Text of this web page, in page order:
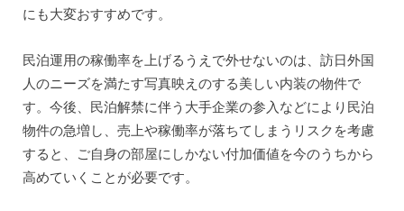
にも大変おすすめです。
民泊運用の稼働率を上げるうえで外せないのは、訪日外国
人のニーズを満たす写真映えのする美しい内装の物件で
す。今後、民泊解禁に伴う大手企業の参入などにより民泊
物件の急増し、売上や稼働率が落ちてしまうリスクを考慮
すると、ご自身の部屋にしかない付加価値を今のうちから
高めていくことが必要です。